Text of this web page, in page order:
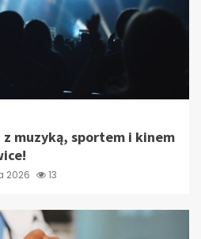
muzyką, sportem i kinem
2026 13